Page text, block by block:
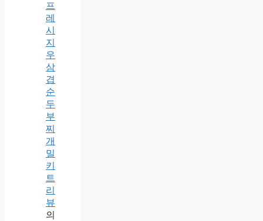
프
레
시
지
우
삼
겹
순
두
부
찌
개
밀
키
트
리
뷰
의